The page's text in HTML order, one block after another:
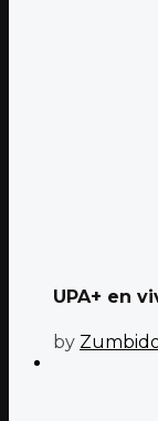
UPA+ en
by